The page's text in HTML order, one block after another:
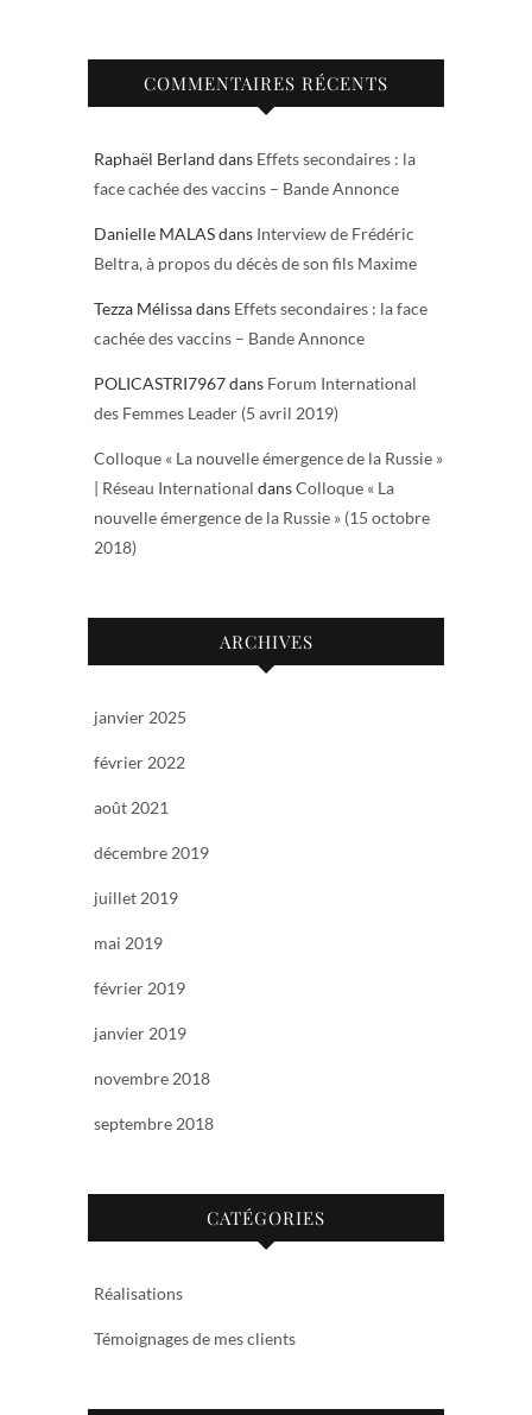
COMMENTAIRES RÉCENTS
Raphaël Berland dans Effets secondaires : la
face cachée des vaccins – Bande Annonce
Danielle MALASdans Interview de Frédéric
Beltra, à propos du décès de son fils Maxime
Tezza Mélissadans Effets secondaires : la face
cachée des vaccins – Bande Annonce
POLICASTRI7967dans Forum International
des Femmes Leader (5 avril 2019)
Colloque « La nouvelle émergence de la Russie »
| Réseau International dansColloque « La
nouvelle émergence de la Russie » (15 octobre
2018)
ARCHIVES
janvier 2025
février 2022
août 2021
décembre 2019
juillet 2019
mai 2019
février 2019
janvier 2019
novembre 2018
septembre 2018
CATÉGORIES
Réalisations
Témoignages de mes clients